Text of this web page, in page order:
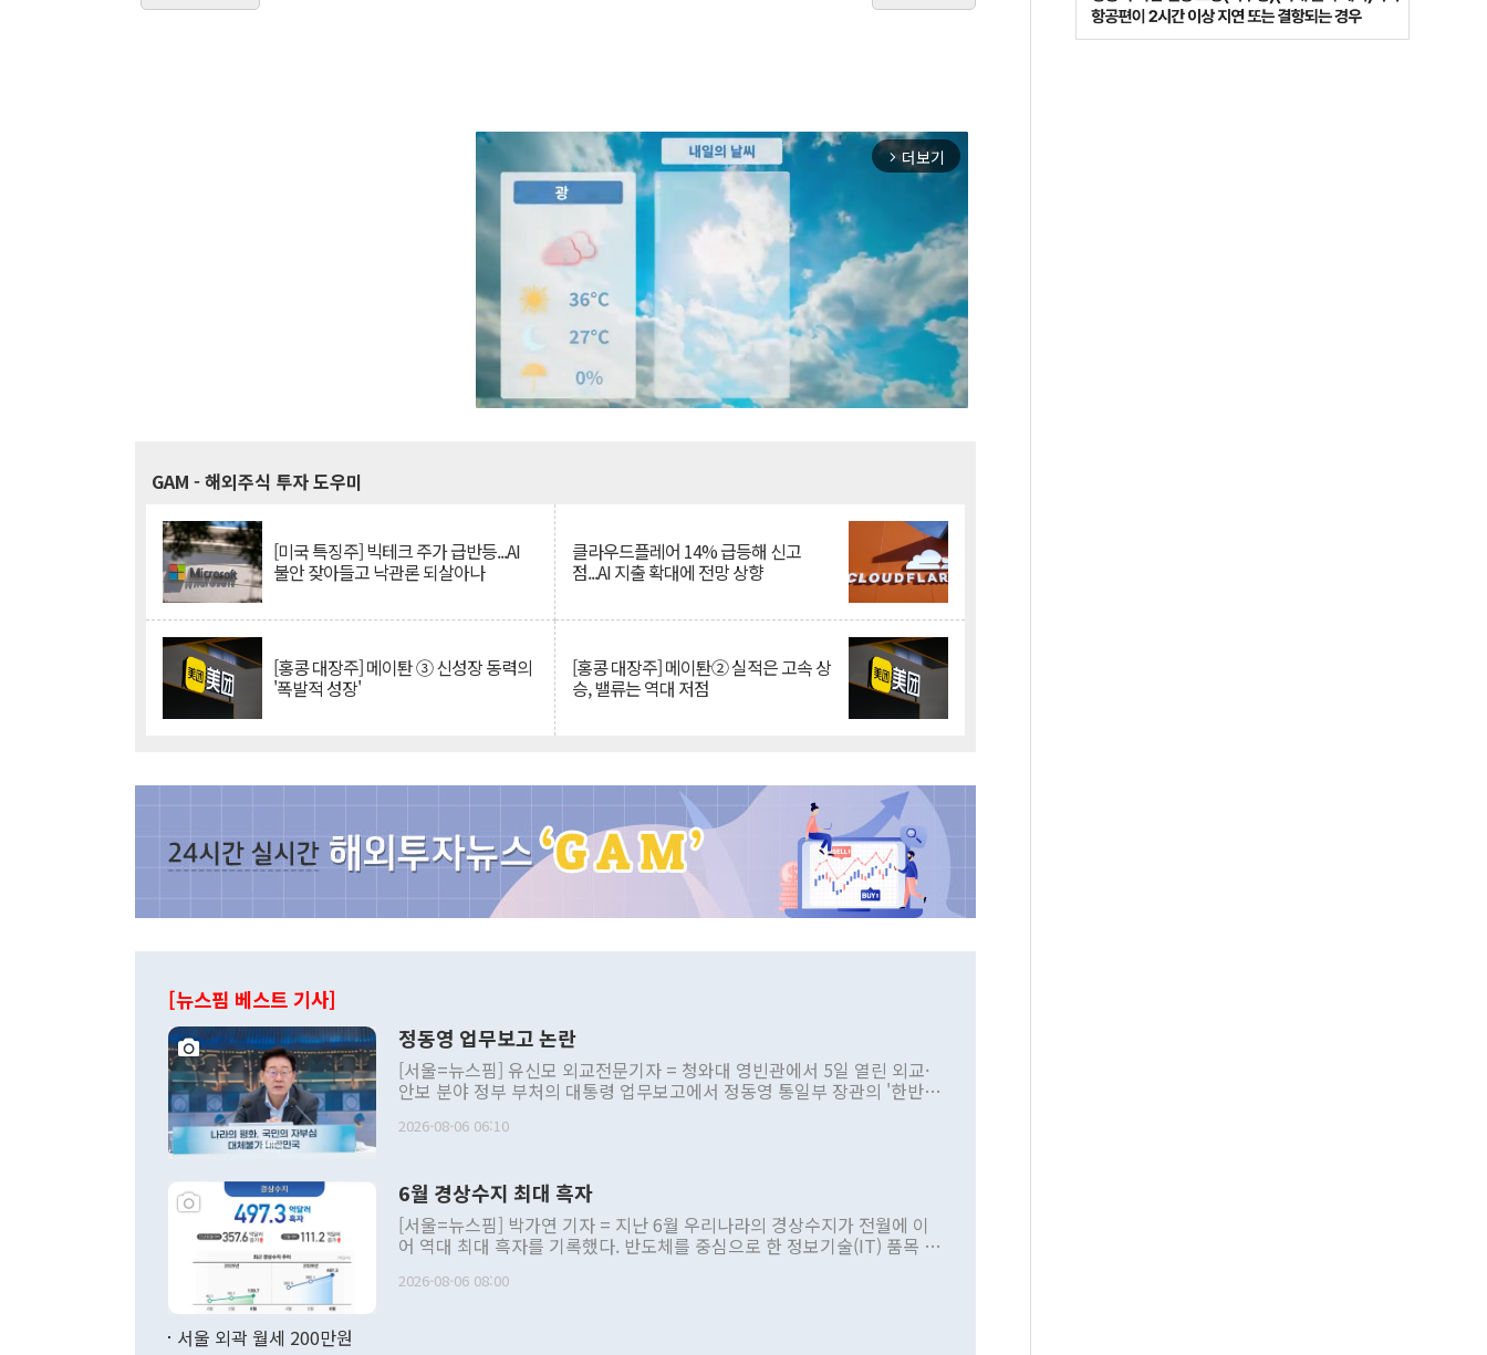
arrow_forward_ios 더보기
GAM - 해외주식 투자 도우미
[미국 특징주] 빅테크 주가 급반등...AI
불안 잦아들고 낙관론 되살아나
클라우드플레어 14% 급등해 신고
점...AI 지출 확대에 전망 상향
[홍콩 대장주] 메이퇀 ③ 신성장 동력의
'폭발적 성장'
[홍콩 대장주] 메이퇀② 실적은 고속 상
승, 밸류는 역대 저점
[뉴스핌 베스트 기사]
정동영 업무보고 논란
[서울=뉴스핌] 유신모 외교전문기자 = 청와대 영빈관에서 5일 열린 외교·
안보 분야 정부 부처의 대통령 업무보고에서 정동영 통일부 장관의 '한반도
발언 중에는 정부 내 조율을 거치지 않은 사안을 정책으로 추진하겠다고 공
주의적 희망에 근거한 비현실적 구상'이라는 비판을 내놨다. 그동안 정 장
관의 대북 정책 관련 발언이 물의를 빚은 적은 여러 번 있지만 대통령과 유
관 부처 장관이 공개적으로 부정적 입장을 표명한 것은 이례적이다. 정 장
관의 무리한 대북 접근법과 월권을 제어해야 한다는 목소리도 높아지고 있
다. [정동영 통일부 장관이 지난달 23일 오후 서울 종로구 정부서울청사에
2026-08-06 06:10
6월 경상수지 최대 흑자
[서울=뉴스핌] 박가연 기자 = 지난 6월 우리나라의 경상수지가 전월에 이
어 역대 최대 흑자를 기록했다. 반도체를 중심으로 한 정보기술(IT) 품목 수
료=한국은행] 한국은행이 6일 발표한 '2026년 6월 국제수지(잠정)'에 따르
2026-08-06 08:00
서울 외곽 월세 200만원